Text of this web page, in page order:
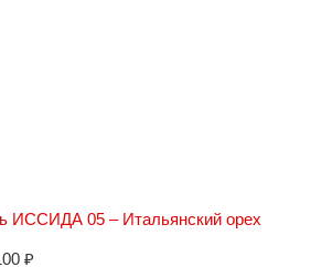
ИССИДА 05 – Итальянский орех
₽